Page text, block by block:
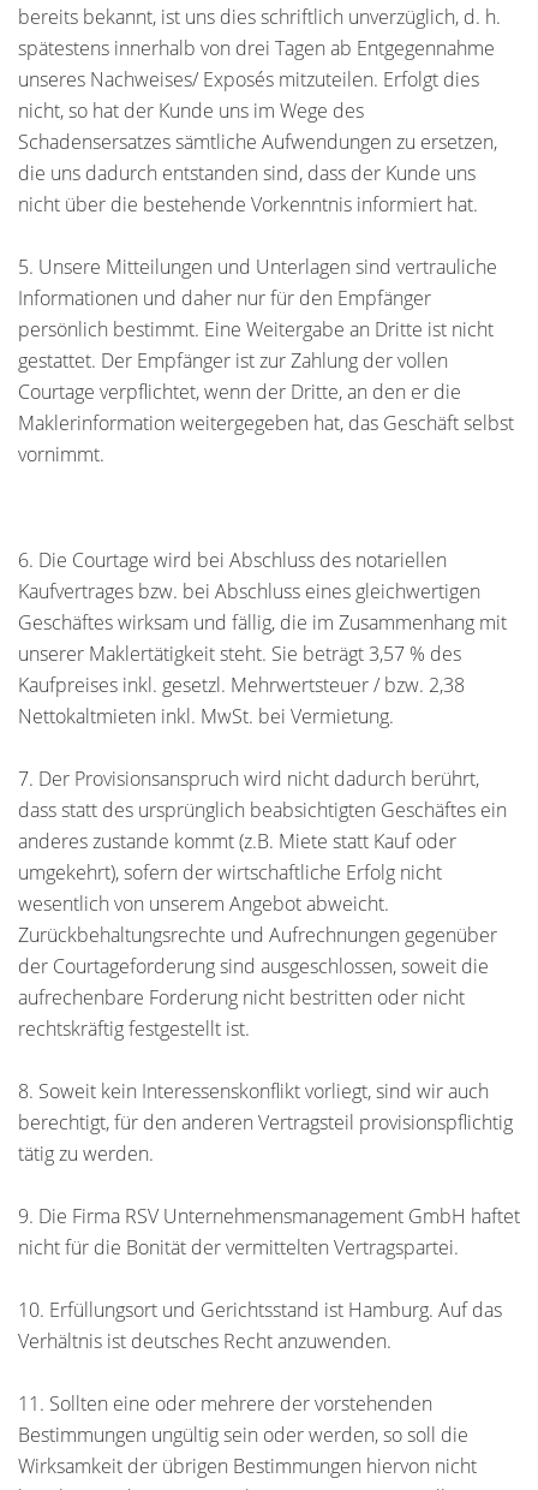
bereits bekannt, ist uns dies schriftlich unverzüglich, d. h.
spätestens innerhalb von drei Tagen ab Entgegennahme
unseres Nachweises/ Exposés mitzuteilen. Erfolgt dies
nicht, so hat der Kunde uns im Wege des
Schadensersatzes sämtliche Aufwendungen zu ersetzen,
die uns dadurch entstanden sind, dass der Kunde uns
nicht über die bestehende Vorkenntnis informiert hat.
5. Unsere Mitteilungen und Unterlagen sind vertrauliche
Informationen und daher nur für den Empfänger
persönlich bestimmt. Eine Weitergabe an Dritte ist nicht
gestattet. Der Empfänger ist zur Zahlung der vollen
Courtage verpflichtet, wenn der Dritte, an den er die
Maklerinformation weitergegeben hat, das Geschäft selbst
vornimmt.
6. Die Courtage wird bei Abschluss des notariellen
Kaufvertrages bzw. bei Abschluss eines gleichwertigen
Geschäftes wirksam und fällig, die im Zusammenhang mit
unserer Maklertätigkeit steht. Sie beträgt 3,57 % des
Kaufpreises inkl. gesetzl. Mehrwertsteuer / bzw. 2,38
Nettokaltmieten inkl. MwSt. bei Vermietung.
7. Der Provisionsanspruch wird nicht dadurch berührt,
dass statt des ursprünglich beabsichtigten Geschäftes ein
anderes zustande kommt (z.B. Miete statt Kauf oder
umgekehrt), sofern der wirtschaftliche Erfolg nicht
wesentlich von unserem Angebot abweicht.
Zurückbehaltungsrechte und Aufrechnungen gegenüber
der Courtageforderung sind ausgeschlossen, soweit die
aufrechenbare Forderung nicht bestritten oder nicht
rechtskräftig festgestellt ist.
8. Soweit kein Interessenskonflikt vorliegt, sind wir auch
berechtigt, für den anderen Vertragsteil provisionspflichtig
tätig zu werden.
9. Die Firma RSV Unternehmensmanagement GmbH haftet
nicht für die Bonität der vermittelten Vertragspartei.
10. Erfüllungsort und Gerichtsstand ist Hamburg. Auf das
Verhältnis ist deutsches Recht anzuwenden.
11. Sollten eine oder mehrere der vorstehenden
Bestimmungen ungültig sein oder werden, so soll die
Wirksamkeit der übrigen Bestimmungen hiervon nicht